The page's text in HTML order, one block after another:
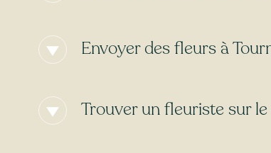
(07300) ? Peu importe le jour et l’heure,
bien un
fleuriste ouvert le lundi, Sessile
Envoyer des fleurs à
sélectionné et l’heure de votre
gratuite !
Trouver un fleuriste sur